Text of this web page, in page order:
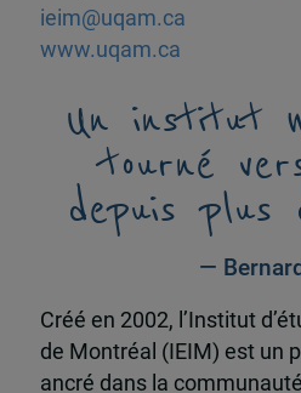
ieim@uqam.ca
www.uqam.ca
Un institut
tourné
depuis
—
Créé en 2002, l’Institut
de Montréal (IEIM) est un
ancré dans la